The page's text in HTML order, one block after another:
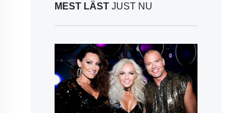
MEST LÄST JUST NU